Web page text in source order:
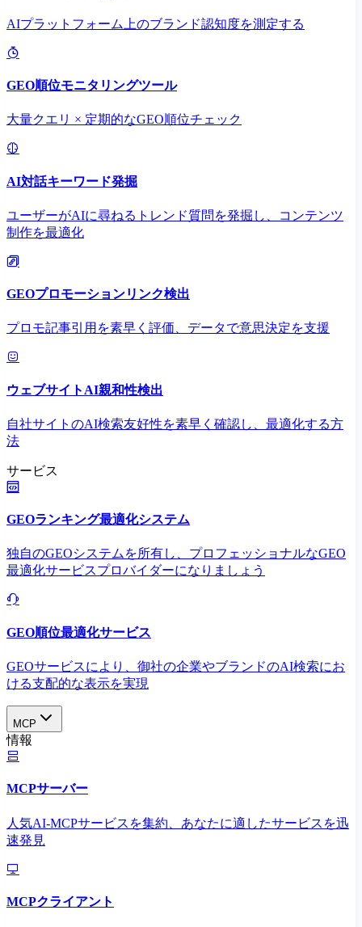
AIプラットフォーム上のブランド認知度を測定する
GEO順位モニタリングツール
大量クエリ × 定期的なGEO順位チェック
AI対話キーワード発掘
ユーザーがAIに尋ねるトレンド質問を発掘し、コンテンツ
制作を最適化
GEOプロモーションリンク検出
プロモ記事引用を素早く評価、データで意思決定を支援
ウェブサイトAI親和性検出
自社サイトのAI検索友好性を素早く確認し、最適化する方
法
サービス
GEOランキング最適化システム
独自のGEOシステムを所有し、プロフェッショナルなGEO
最適化サービスプロバイダーになりましょう
GEO順位最適化サービス
GEOサービスにより、御社の企業やブランドのAI検索にお
ける支配的な表示を実現​
MCP
情報
MCPサーバー
人気AI-MCPサービスを集約、あなたに適したサービスを迅
速発見
MCPクライアント